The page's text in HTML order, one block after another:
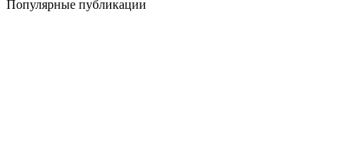
Популярные публикации